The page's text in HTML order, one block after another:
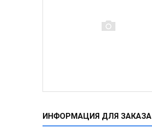
ИНФОРМАЦИЯ ДЛЯ ЗАКАЗА